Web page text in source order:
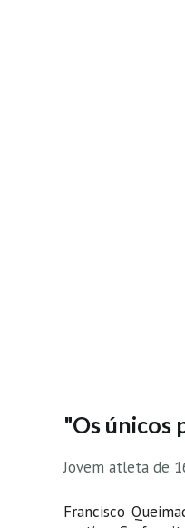
"Os únicos
Jovem atleta de
Francisco